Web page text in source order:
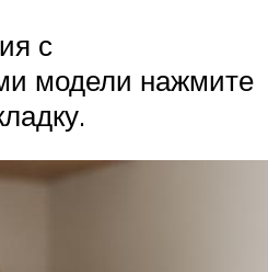
с
модели нажмите